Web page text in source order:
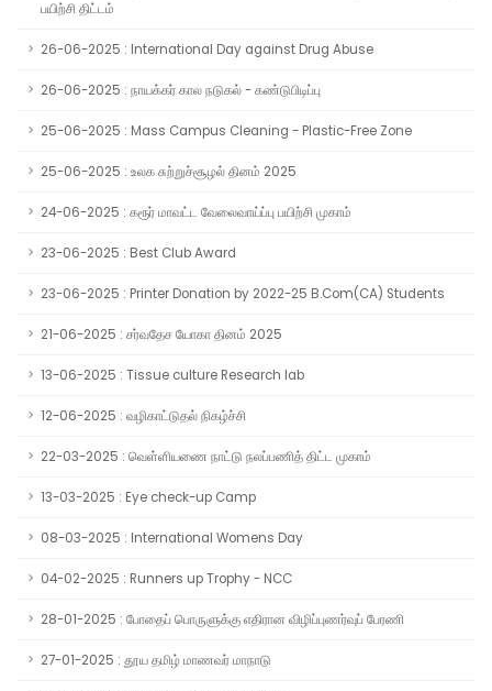
பயிற்சி திட்டம்
26-06-2025 : International Day against Drug Abuse
26-06-2025 : நாயக்கர் கால நடுகல் - கண்டுபிடிப்பு
25-06-2025 : Mass Campus Cleaning - Plastic-Free Zone
25-06-2025 : உலக சுற்றுச்சூழல் தினம் 2025
24-06-2025 : கரூர் மாவட்ட வேலைவாய்ப்பு பயிற்சி முகாம்
23-06-2025 : Best Club Award
23-06-2025 : Printer Donation by 2022-25 B.Com(CA) Students
21-06-2025 : சர்வதேச யோகா தினம் 2025
13-06-2025 : Tissue culture Research lab
12-06-2025 : வழிகாட்டுதல் நிகழ்ச்சி
22-03-2025 : வெள்ளியணை நாட்டு நலப்பணித் திட்ட முகாம்
13-03-2025 : Eye check-up Camp
08-03-2025 : International Womens Day
04-02-2025 : Runners up Trophy - NCC
28-01-2025 : போதைப் பொருளுக்கு எதிரான விழிப்புணர்வுப் பேரணி
27-01-2025 : தூய தமிழ் மாணவர் மாநாடு